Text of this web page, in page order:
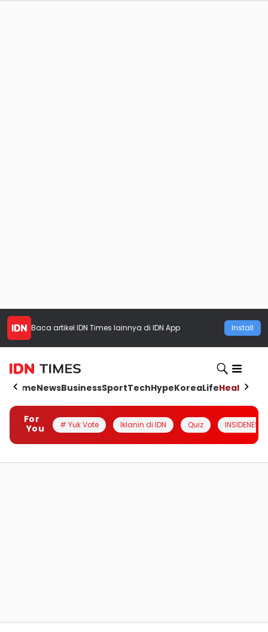
Baca artikel IDN Times lainnya di IDN App Install
HomeNewsBusinessSportTechHypeKoreaLifeHealth
For
You
# Yuk Vote Iklanin di IDN Quiz INSIDENESIA